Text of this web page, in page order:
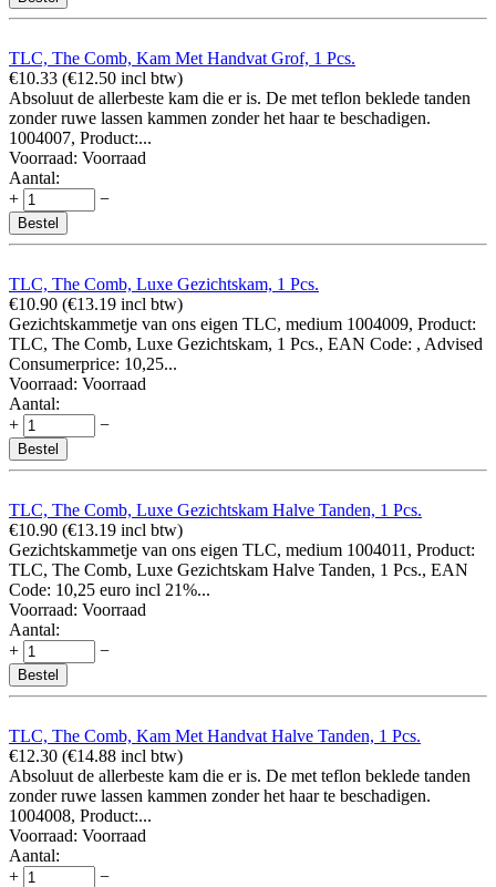
TLC, The Comb, Kam Met Handvat Grof, 1 Pcs.
€10.33 (€12.50 incl btw)
Absoluut de allerbeste kam die er is. De met teflon beklede tanden
zonder ruwe lassen kammen zonder het haar te beschadigen.
1004007, Product:...
Voorraad: Voorraad
Aantal:
+
−
Bestel
TLC, The Comb, Luxe Gezichtskam, 1 Pcs.
€10.90 (€13.19 incl btw)
Gezichtskammetje van ons eigen TLC, medium 1004009, Product:
TLC, The Comb, Luxe Gezichtskam, 1 Pcs., EAN Code: , Advised
Consumerprice: 10,25...
Voorraad: Voorraad
Aantal:
+
−
Bestel
TLC, The Comb, Luxe Gezichtskam Halve Tanden, 1 Pcs.
€10.90 (€13.19 incl btw)
Gezichtskammetje van ons eigen TLC, medium 1004011, Product:
TLC, The Comb, Luxe Gezichtskam Halve Tanden, 1 Pcs., EAN
Code: 10,25 euro incl 21%...
Voorraad: Voorraad
Aantal:
+
−
Bestel
TLC, The Comb, Kam Met Handvat Halve Tanden, 1 Pcs.
€12.30 (€14.88 incl btw)
Absoluut de allerbeste kam die er is. De met teflon beklede tanden
zonder ruwe lassen kammen zonder het haar te beschadigen.
1004008, Product:...
Voorraad: Voorraad
Aantal:
+
−